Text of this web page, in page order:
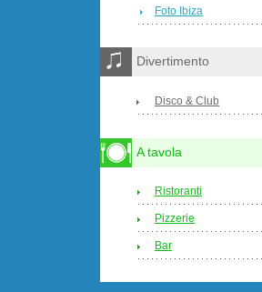
Foto Ibiza
Divertimento
Disco & Club
A tavola
Ristoranti
Pizzerie
Bar